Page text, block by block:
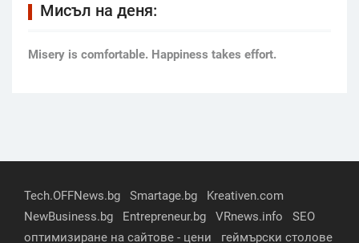
Мисъл на деня:
Мisery is comfortable. Happiness takes effort.
Tech.OFFNews.bg Smartage.bg
Kreativen.com
NewBusiness.bg
Entrepreneur.bg VRnews.info
SEO
оптимизиране на сайтове - цени
геймърски столове